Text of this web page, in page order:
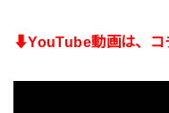
⬇︎YouTube動画は、